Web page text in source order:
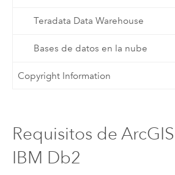
Teradata Data Warehouse
Bases de datos en la nube
Copyright Information
Requisitos de
IBM Db2